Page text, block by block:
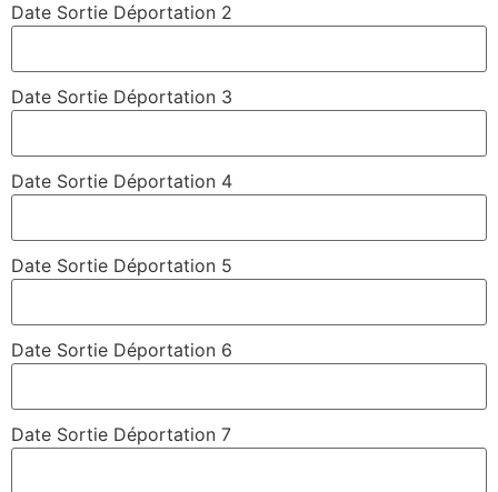
Date Sortie Déportation 2
Date Sortie Déportation 3
Date Sortie Déportation 4
Date Sortie Déportation 5
Date Sortie Déportation 6
Date Sortie Déportation 7